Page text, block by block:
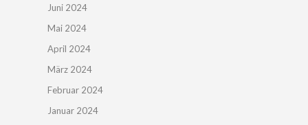
Juni 2024
Mai 2024
April 2024
März 2024
Februar 2024
Januar 2024